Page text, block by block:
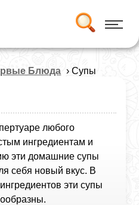
Блюда › Супы
любого
ингредиентам и
эти домашние супы
себя новый вкус. В
эти супы